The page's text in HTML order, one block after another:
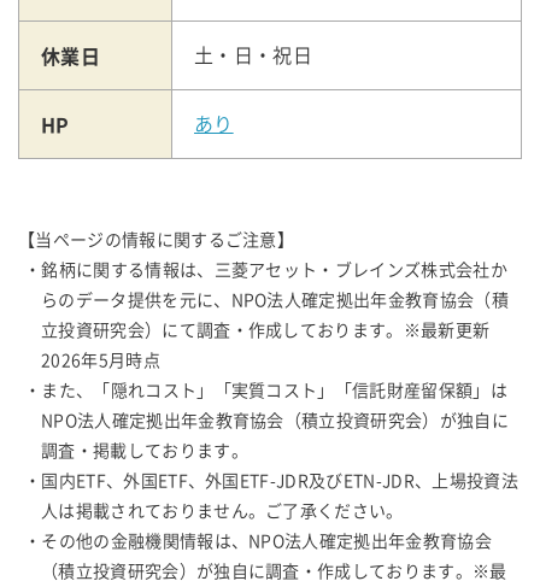
休業日 土・日・祝日
HP あり
【当ページの情報に関するご注意】
・銘柄に関する情報は、三菱アセット・ブレインズ株式会社か
らのデータ提供を元に、NPO法人確定拠出年金教育協会（積
立投資研究会）にて調査・作成しております。※最新更新
2026年5月時点
・また、「隠れコスト」「実質コスト」「信託財産留保額」は
NPO法人確定拠出年金教育協会（積立投資研究会）が独自に
調査・掲載しております。
・国内ETF、外国ETF、外国ETF-JDR及びETN-JDR、上場投資法
人は掲載されておりません。ご了承ください。
・その他の金融機関情報は、NPO法人確定拠出年金教育協会
（積立投資研究会）が独自に調査・作成しております。※最